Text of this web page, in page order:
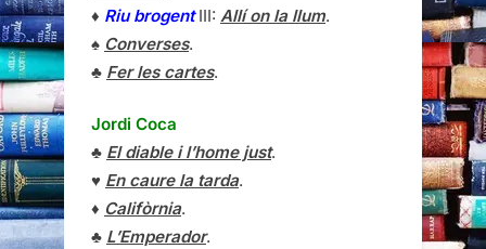
♦ Riu brogentIII: Allí on la llum.
♠ Converses.
♣ Fer les cartes.
Jordi Coca
♣ El diable i l’home just.
♥ En caure la tarda.
♦ Califòrnia.
♣ L’Emperador.